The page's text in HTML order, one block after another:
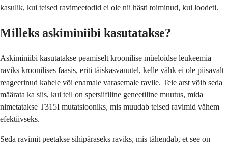
kasulik, kui teised ravimeetodid ei ole nii hästi toiminud, kui loodeti.
Milleks askiminiibi kasutatakse?
Askiminiibi kasutatakse peamiselt kroonilise müeloidse leukeemia
raviks kroonilises faasis, eriti täiskasvanutel, kelle vähk ei ole piisavalt
reageerinud kahele või enamale varasemale ravile. Teie arst võib seda
määrata ka siis, kui teil on spetsiifiline geneetiline muutus, mida
nimetatakse T315I mutatsiooniks, mis muudab teised ravimid vähem
efektiivseks.
Seda ravimit peetakse sihipäraseks raviks, mis tähendab, et see on